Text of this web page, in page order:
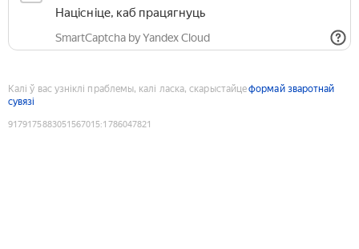
Націсніце, каб працягнуць
SmartCaptcha by Yandex Cloud
Калі ў вас узніклі праблемы, калі ласка, скарыстайцеформай зваротнай
сувязі
9179175883051567015:1786047821